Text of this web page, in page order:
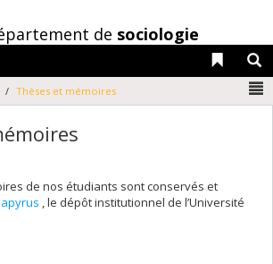
de sociologie
Liens
Thèses et mémoires
de nos étudiants sont conservés et
, le dépôt institutionnel de l’Université